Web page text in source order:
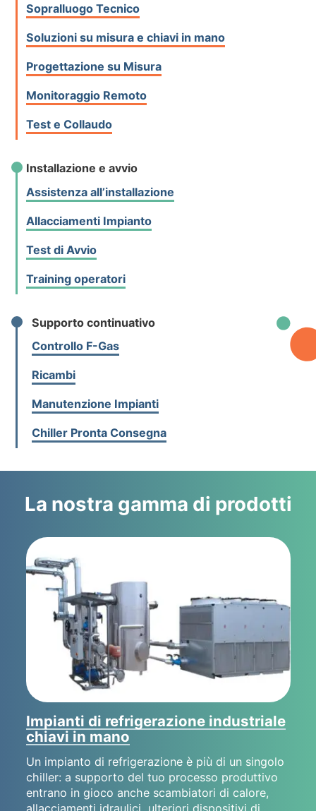
Sopralluogo Tecnico
Soluzioni su misura e chiavi in mano
Progettazione su Misura
Monitoraggio Remoto
Test e Collaudo
Installazione e avvio
Assistenza all’installazione
Allacciamenti Impianto
Test di Avvio
Training operatori
Supporto continuativo
Controllo F-Gas
Ricambi
Manutenzione Impianti
Chiller Pronta Consegna
La nostra gamma di prodotti
Impianti di refrigerazione industriale
chiavi in mano
Un impianto di refrigerazione è più di un singolo
chiller: a supporto del tuo processo produttivo
entrano in gioco anche scambiatori di calore,
allacciamenti idraulici, ulteriori dispositivi di